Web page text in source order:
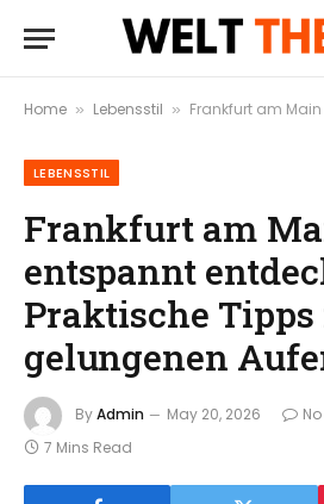
Home » Lebensstil » Frankfurt am Main entspannt
LEBENSSTIL
Frankfurt am
entspannt
Praktische
gelungenen
ByAdmin May 20, 2026
7 Mins Read